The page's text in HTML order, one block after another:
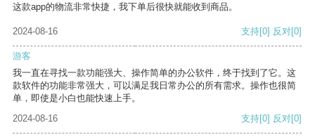
这款app的物流非常快捷，我下单后很快就能收到商品。
2024-08-16 支持[0] 反对[0]
游客
我一直在寻找一款功能强大、操作简单的办公软件，终于找到了它。这
款软件的功能非常强大，可以满足我日常办公的所有需求。操作也很简
单，即使是小白也能快速上手。
2024-08-16
支持[0] 反对[0]